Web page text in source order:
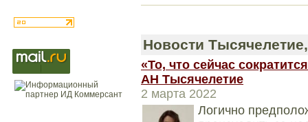
Новости
«То, что сейчас
АН Тысячелетие
2 марта 2022
Логично